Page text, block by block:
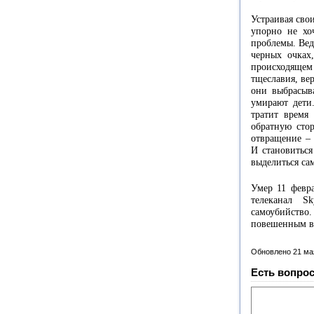
Устраивая
упорно не
проблемы.
черных
тщеславия,
они
умирают
тратит
обратную
отвращение
И
выделиться
Умер 11
телеканал
повешенным в
Обновлено 21
Есть